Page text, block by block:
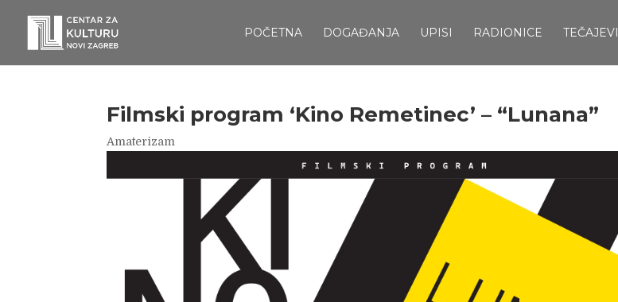
POČETNA DOGAĐANJA UPISI RADIONICE TEČAJEVI
Filmski program ‘Kino Remetinec’ – “Lunana”
Amaterizam